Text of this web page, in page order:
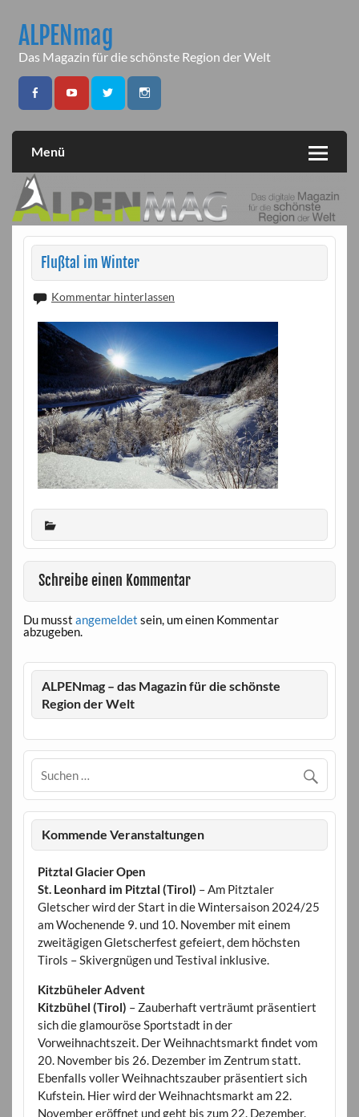
contentALPENmag
Das Magazin für die schönste Region der Welt
Menü
Flußtal im Winter
Kommentar hinterlassen
Schreibe einen Kommentar
Du musst angemeldet sein, um einen Kommentar
abzugeben.
ALPENmag – das Magazin für die schönste
Region der Welt
Kommende Veranstaltungen
Pitztal Glacier Open
St. Leonhard im Pitztal (Tirol) – Am Pitztaler
Gletscher wird der Start in die Wintersaison 2024/25
am Wochenende 9. und 10. November mit einem
zweitägigen Gletscherfest gefeiert, dem höchsten
Tirols – Skivergnügen und Testival inklusive.
Kitzbüheler Advent
Kitzbühel (Tirol) – Zauberhaft verträumt präsentiert
sich die glamouröse Sportstadt in der
Vorweihnachtszeit. Der Weihnachtsmarkt findet vom
20. November bis 26. Dezember im Zentrum statt.
Ebenfalls voller Weihnachtszauber präsentiert sich
Kufstein. Hier wird der Weihnachtsmarkt am 22.
November eröffnet und geht bis zum 22. Dezember.